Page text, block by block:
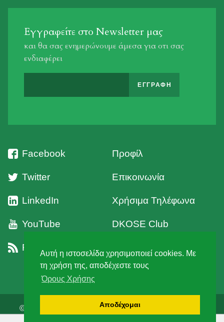
Αυτή η ιστοσελίδα χρησιμοποιεί cookies. Με
τη χρήση της, αποδέχεστε τους
Όρους Χρήσης
Αποδέχομαι
Εγγραφείτε στο Newsletter μας
και θα σας ενημερώνουμε άμεσα για οτι σας
ενδιαφέρει
Facebook
Twitter
LinkedIn
YouTube
RSS
Προφίλ
Επικοινωνία
Χρήσιμα Τηλέφωνα
DKOSE Club
Όροι Χρήσης
© 2026 Δ' Κυνηγετική Ομοσπονδία Στερεάς Ελλάδος